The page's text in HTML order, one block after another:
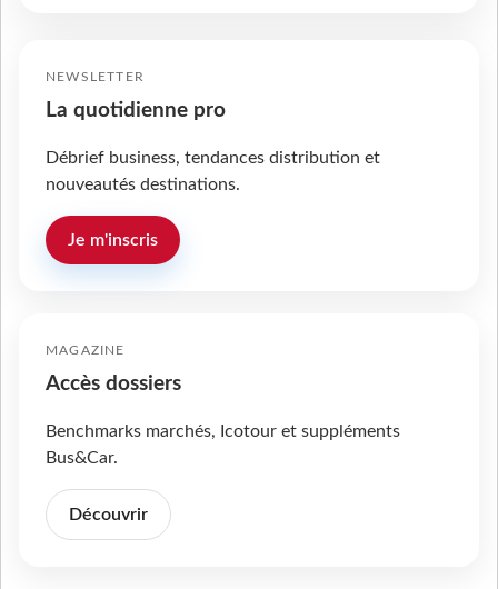
NEWSLETTER
La quotidienne pro
Débrief business, tendances distribution et
nouveautés destinations.
Je m'inscris
MAGAZINE
Accès dossiers
Benchmarks marchés, Icotour et suppléments
Bus&Car.
Découvrir